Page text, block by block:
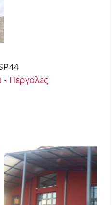
- Πέργολες